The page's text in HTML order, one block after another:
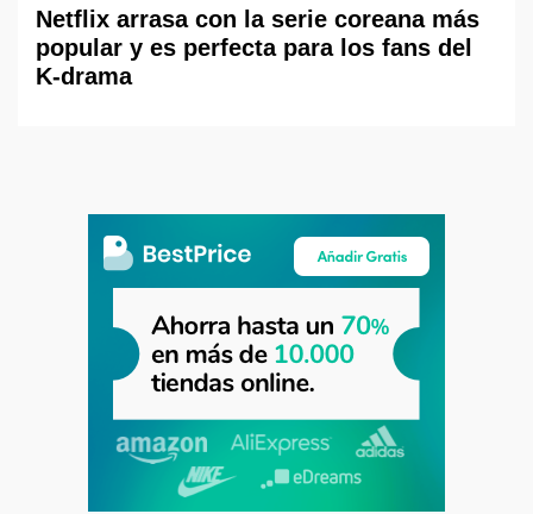
Netflix arrasa con la serie coreana más
popular y es perfecta para los fans del
K-drama